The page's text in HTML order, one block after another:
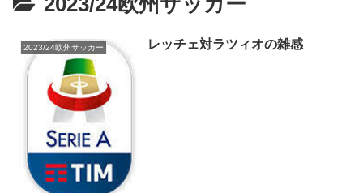
2023/24欧州サッカー レッチェ対ラツィオの雑感